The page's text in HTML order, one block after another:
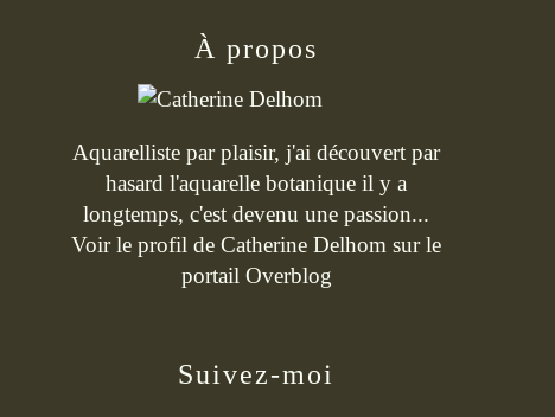
Suivez-moi
À propos
Aquarelliste par plaisir, j'ai découvert par
hasard l'aquarelle botanique il y a
longtemps, c'est devenu une passion...
Voir le profil de Catherine Delhom sur le
portail Overblog